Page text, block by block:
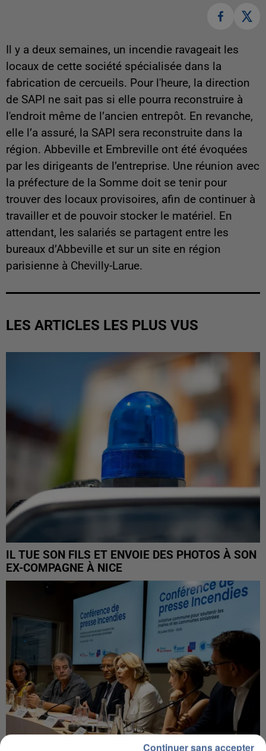
Il y a deux semaines, un incendie ravageait les
locaux de cette société spécialisée dans la
fabrication de cercueils. Pour l'heure, la direction
de SAPI ne sait pas si elle pourra reconstruire à
l'endroit même de l’ancien entrepôt. En revanche,
elle l’a assuré, la SAPI sera reconstruite dans la
région. Abbeville et Embreville ont été évoquées
par les dirigeants de l’entreprise. Une réunion avec
la préfecture de la Somme doit se tenir pour
trouver des locaux provisoires, afin de continuer à
travailler et de pouvoir stocker le matériel. En
attendant, les salariés se partagent entre les
bureaux d’Abbeville et sur un site en région
parisienne à Chevilly-Larue.
LES ARTICLES LES PLUS VUS
IL TUE SON FILS ET ENVOIE DES PHOTOS À SON
EX-COMPAGNE À NICE
Continuer sans accepter